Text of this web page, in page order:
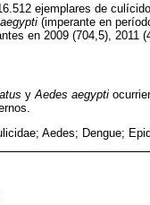
ejemplares de
(imperante en
en 2009 (704,5), 2011
y Aedes aegypti
Aedes; Dengue;